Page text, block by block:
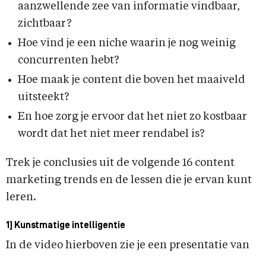
aanzwellende zee van informatie vindbaar,
zichtbaar?
Hoe vind je een niche waarin je nog weinig
concurrenten hebt?
Hoe maak je content die boven het maaiveld
uitsteekt?
En hoe zorg je ervoor dat het niet zo kostbaar
wordt dat het niet meer rendabel is?
Trek je conclusies uit de volgende 16 content
marketing trends en de lessen die je ervan kunt
leren.
1) Kunstmatige intelligentie
In de video hierboven zie je een presentatie van